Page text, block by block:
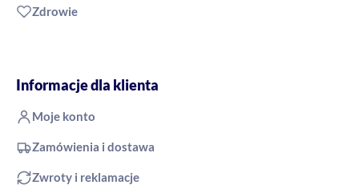
Zdrowie
Informacje dla klienta
Moje konto
Zamówienia i dostawa
Zwroty i reklamacje